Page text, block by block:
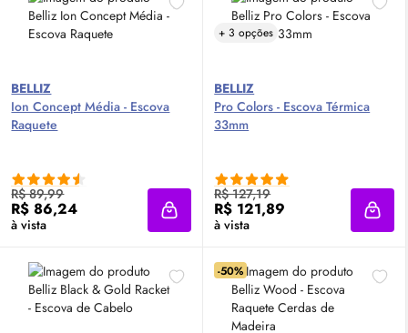
BELLIZ
Ion Concept Média - Escova
Raquete
R$ 89,99
R$ 86,24
à vista Adicionar à sacola
+ 3 opções
BELLIZ
Pro Colors - Escova Térmica
33mm
R$ 127,19
R$ 121,89
à vista
-50%